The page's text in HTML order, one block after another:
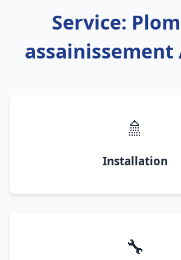
Service:
assainissement
🚿
Installation
🔧